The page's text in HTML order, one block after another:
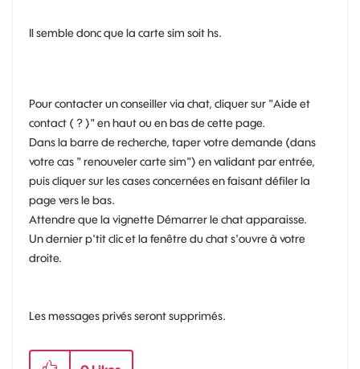
Il semble donc que la carte sim soit hs.
Pour contacter un conseiller via chat, cliquer sur "Aide et
contact ( ? )" en haut ou en bas de cette page.
Dans la barre de recherche, taper votre demande (dans
votre cas " renouveler carte sim") en validant par entrée,
puis cliquer sur les cases concernées en faisant défiler la
page vers le bas.
Attendre que la vignette Démarrer le chat apparaisse.
Un dernier p'tit clic et la fenêtre du chat s'ouvre à votre
droite.
Les messages privés seront supprimés.